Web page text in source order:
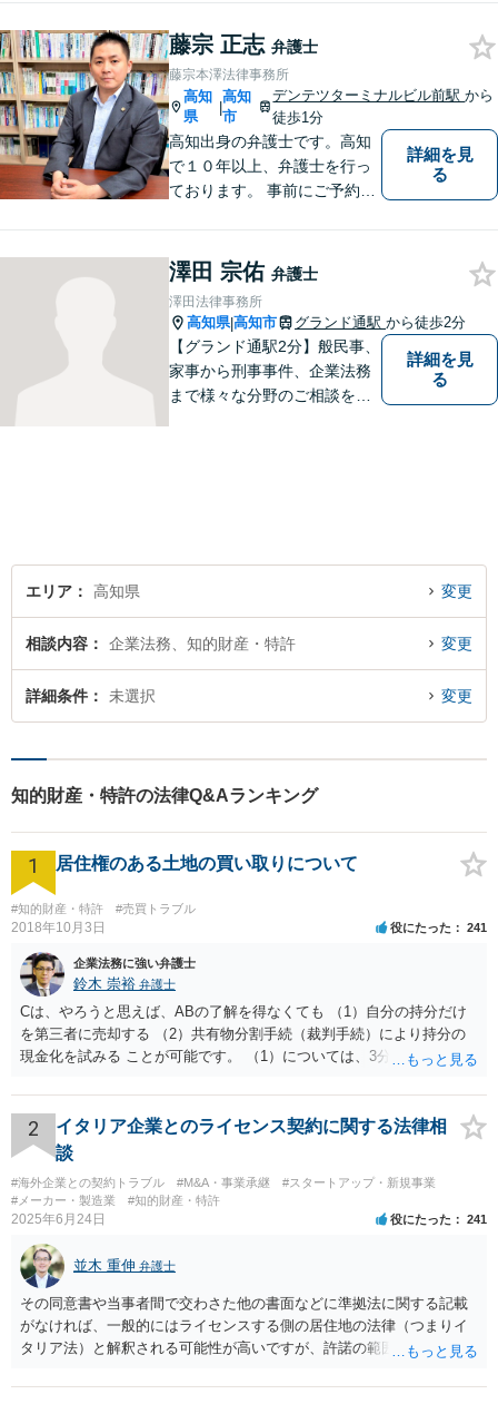
い。
藤宗 正志 弁護士
藤宗本澤法律事務所
高知
県
|
高知
市
デンテツターミナルビル前駅から
徒歩1分
高知出身の弁護士です。高知
で１０年以上、弁護士を行っ
ております。 事前にご予約を
詳細を見
る
澤田 宗佑 弁護士
澤田法律事務所
高知県|高知市 グランド通駅 から徒歩2分
【グランド通駅2分】般民事、
家事から刑事事件、企業法務
まで様々な分野のご相談を受
詳細を見
る
エリア 高知県 変更
相談内容 企業法務、知的財産・特許 変更
詳細条件 未選択 変更
知的財産・特許の法律Q&Aランキング
1 居住権のある土地の買い取りについて
#知的財産・特許 #売買トラブル
2018年10月3日 役にたった 241
企業法務に強い弁護士
鈴木 崇裕 弁護士
Cは、やろうと思えば、ABの了解を得なくても （1）自分の持分だけ
を第三者に売却する （2）共有物分割手続（裁判手続）により持分の
現金化を試みる ことが可能です。 （1）については、3分の1の持分だ
ですし、買取価格は非常に安くなりますが、近年は「持分だけでも買
い取ります」という業者が出てきています。 （2）については、裁判
手続を粛々と進めることにより、土地を切り分けて取得したり、全体
を競売にかけたりすることができるようになります。こちらも経費が
多くかかり、最終的な手残りの金額は多くありませんし、手間がかか
ります。Cが外国にいるのならなおさらです。 Cが上記（1）（2）を
（2）の方法よりも手残りが多くなるような金額であれば、ABに買い
取りをしてもらうほうが「合理的」ということになります。 他の先生
方が回答しているように、相続税路線価や固定資産税評価額から計算
した時価を3分して、使用借権の10％を控除した金額というのが公平中
立な金額の算定方法の一つであることに間違いはありません。 しか
すから、ABとしては、上記を考慮して、できる限り有利な金額を提案
2
イタリア企業とのライセンス契約に関する法律相
談
#海外企業との契約トラブル #M&A・事業承継
#スタートアップ・新規事業
#メーカー・製造業
#知的財産・特許
2025年6月24日 役にたった 241
並木 重伸 弁護士
その同意書や当事者間で交わさた他の書面などに準拠法に関する記載
がなければ、一般的にはライセンスする側の居住地の法律（つまりイ
タリア法）と解釈される可能性が高いですが、許諾の範囲が日本国内
あります。 なお、仮に日本法になるとしても、新しい会社との間で契